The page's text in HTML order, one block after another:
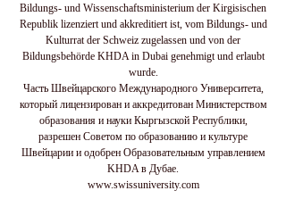
Bildungs- und Wissenschaftsministerium der Kirgisischen
Republik lizenziert und akkreditiert ist, vom Bildungs- und
Kulturrat der Schweiz zugelassen und von der
Bildungsbehörde KHDA in Dubai genehmigt und erlaubt
wurde.
Часть Швейцарского Международного Университета,
который лицензирован и аккредитован Министерством
образования и науки Кыргызской Республики,
разрешен Советом по образованию и культуре
Швейцарии и одобрен Образовательным управлением
KHDA в Дубае.
www.swissuniversity.com